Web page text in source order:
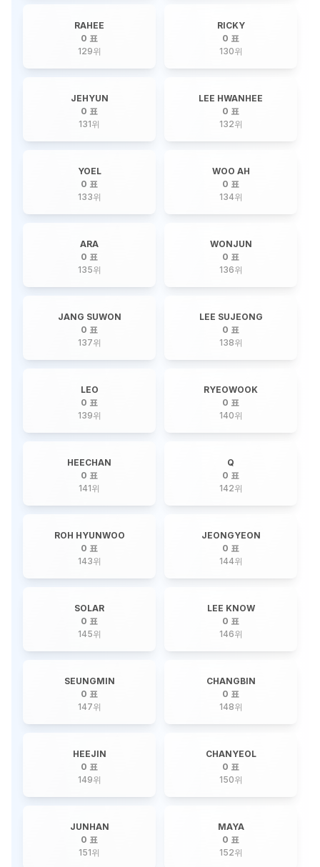
RAHEE
0 표
129위
RICKY
0 표
130위
JEHYUN
0 표
131위
LEE HWANHEE
0 표
132위
YOEL
0 표
133위
WOO AH
0 표
134위
ARA
0 표
135위
WONJUN
0 표
136위
JANG SUWON
0 표
137위
LEE SUJEONG
0 표
138위
LEO
0 표
139위
RYEOWOOK
0 표
140위
HEECHAN
0 표
141위
Q
0 표
142위
ROH HYUNWOO
0 표
143위
JEONGYEON
0 표
144위
SOLAR
0 표
145위
LEE KNOW
0 표
146위
SEUNGMIN
0 표
147위
CHANGBIN
0 표
148위
HEEJIN
0 표
149위
CHANYEOL
0 표
150위
JUNHAN
0 표
151위
MAYA
0 표
152위